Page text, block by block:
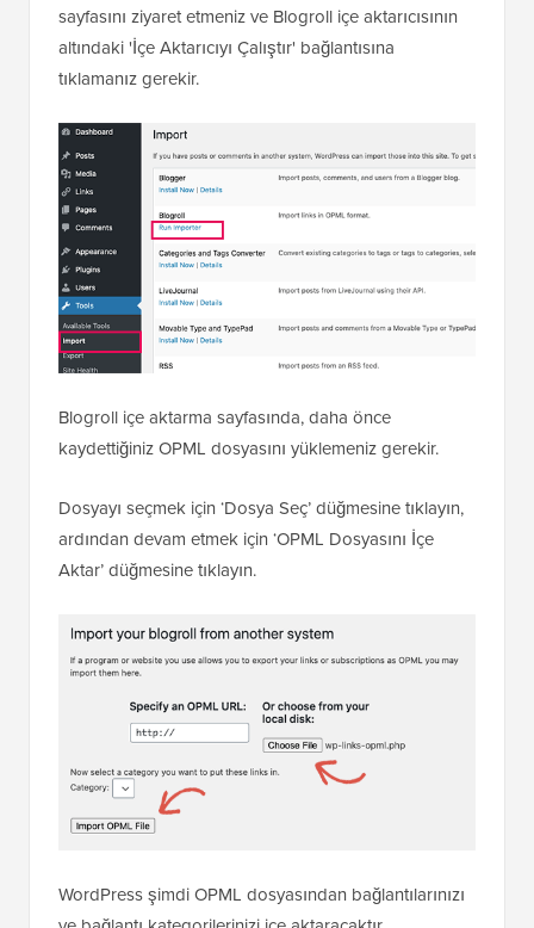
sayfasını ziyaret etmeniz ve Blogroll içe aktarıcısının
altındaki 'İçe Aktarıcıyı Çalıştır' bağlantısına
tıklamanız gerekir.
Blogroll içe aktarma sayfasında, daha önce
kaydettiğiniz OPML dosyasını yüklemeniz gerekir.
Dosyayı seçmek için ‘Dosya Seç’ düğmesine tıklayın,
ardından devam etmek için ‘OPML Dosyasını İçe
Aktar’ düğmesine tıklayın.
WordPress şimdi OPML dosyasından bağlantılarınızı